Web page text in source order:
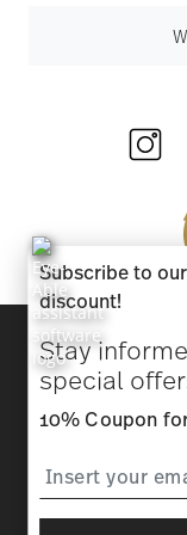
Beauty
Homepage
*All prices
Subscribe to
discount!
Stay
special
10% Coupon